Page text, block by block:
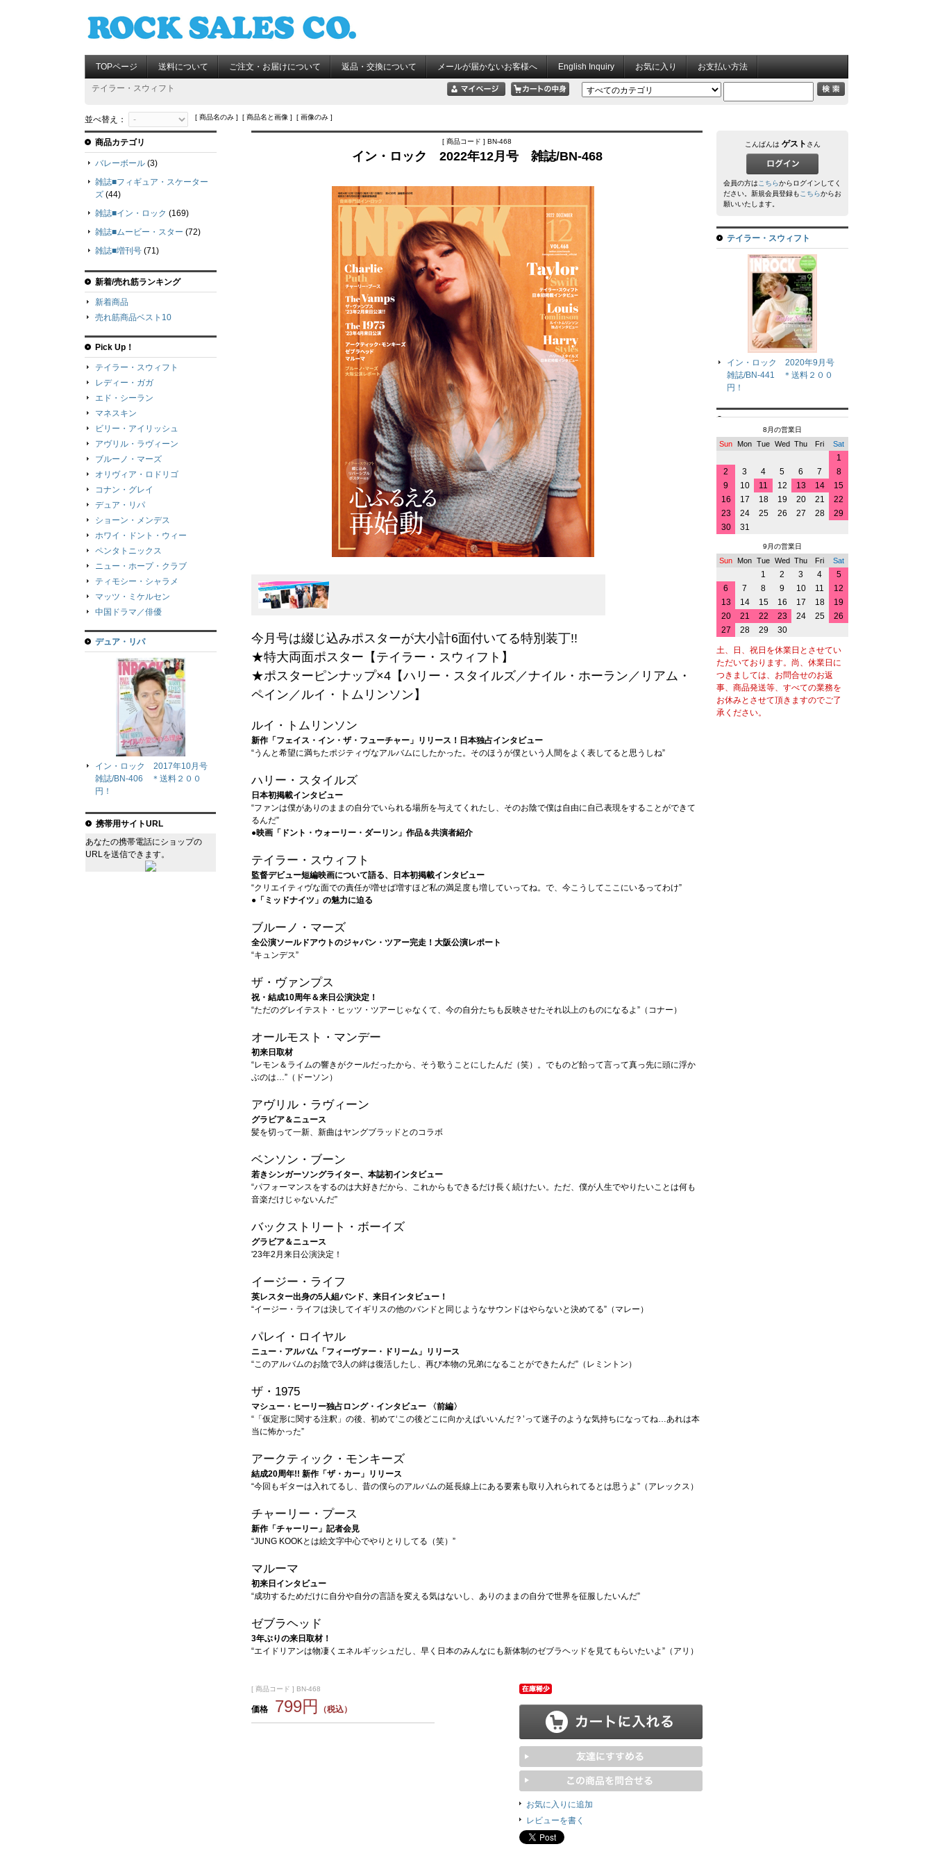
TOPページ 送料について ご注文・お届けについて 返品・交換について メールが届かないお客様へ English Inquiry お気に入り お支払い方法
テイラー・スウィフト
並べ替え： [ 商品名のみ ] [ 商品名と画像 ] [ 画像のみ ]
[ 商品コード ] BN-468
イン・ロック 2022年12月号 雑誌/BN-468
今月号は綴じ込みポスターが大小計6面付いてる特別装丁!!
★特大両面ポスター【テイラー・スウィフト】
★ポスターピンナップ×4【ハリー・スタイルズ／ナイル・ホーラン／リアム・
ペイン／ルイ・トムリンソン】
ルイ・トムリンソン
新作「フェイス・イン・ザ・フューチャー」リリース！日本独占インタビュー
“うんと希望に満ちたポジティヴなアルバムにしたかった。そのほうが僕という人間をよく表してると思うしね”
ハリー・スタイルズ
日本初掲載インタビュー
“ファンは僕がありのままの自分でいられる場所を与えてくれたし、そのお陰で僕は自由に自己表現をすることができて
るんだ”
●映画「ドント・ウォーリー・ダーリン」作品＆共演者紹介
テイラー・スウィフト
監督デビュー短編映画について語る、日本初掲載インタビュー
“クリエイティヴな面での責任が増せば増すほど私の満足度も増していってね。で、今こうしてここにいるってわけ”
●「ミッドナイツ」の魅力に迫る
ブルーノ・マーズ
全公演ソールドアウトのジャパン・ツアー完走！大阪公演レポート
“キュンデス”
ザ・ヴァンプス
祝・結成10周年＆来日公演決定！
“ただのグレイテスト・ヒッツ・ツアーじゃなくて、今の自分たちも反映させたそれ以上のものになるよ”（コナー）
オールモスト・マンデー
初来日取材
“レモン＆ライムの響きがクールだったから、そう歌うことにしたんだ（笑）。でものど飴って言って真っ先に頭に浮か
ぶのは…”（ドーソン）
アヴリル・ラヴィーン
グラビア＆ニュース
髪を切って一新、新曲はヤングブラッドとのコラボ
ベンソン・ブーン
若きシンガーソングライター、本誌初インタビュー
“パフォーマンスをするのは大好きだから、これからもできるだけ長く続けたい。ただ、僕が人生でやりたいことは何も
音楽だけじゃないんだ”
バックストリート・ボーイズ
グラビア＆ニュース
'23年2月来日公演決定！
イージー・ライフ
英レスター出身の5人組バンド、来日インタビュー！
“イージー・ライフは決してイギリスの他のバンドと同じようなサウンドはやらないと決めてる”（マレー）
パレイ・ロイヤル
ニュー・アルバム「フィーヴァー・ドリーム」リリース
“このアルバムのお陰で3人の絆は復活したし、再び本物の兄弟になることができたんだ”（レミントン）
ザ・1975
マシュー・ヒーリー独占ロング・インタビュー 〈前編〉
“「仮定形に関する注釈」の後、初めて‘この後どこに向かえばいいんだ？’って迷子のような気持ちになってね…あれは本
当に怖かった”
アークティック・モンキーズ
結成20周年!! 新作「ザ・カー」リリース
“今回もギターは入れてるし、昔の僕らのアルバムの延長線上にある要素も取り入れられてるとは思うよ”（アレックス）
チャーリー・プース
新作「チャーリー」記者会見
“JUNG KOOKとは絵文字中心でやりとりしてる（笑）”
マルーマ
初来日インタビュー
“成功するためだけに自分や自分の言語を変える気はないし、ありのままの自分で世界を征服したいんだ”
ゼブラヘッド
3年ぶりの来日取材！
“エイドリアンは物凄くエネルギッシュだし、早く日本のみんなにも新体制のゼブラヘッドを見てもらいたいよ”（アリ）
[ 商品コード ] BN-468
価格 799円 （税込）
お気に入りに追加
レビューを書く
商品カテゴリ
バレーボール (3)
雑誌■フィギュア・スケーター
ズ (44)
雑誌■イン・ロック (169)
雑誌■ムービー・スター (72)
雑誌■増刊号 (71)
新着/売れ筋ランキング
新着商品
売れ筋商品ベスト10
Pick Up！
テイラー・スウィフト
レディー・ガガ
エド・シーラン
マネスキン
ビリー・アイリッシュ
アヴリル・ラヴィーン
ブルーノ・マーズ
オリヴィア・ロドリゴ
コナン・グレイ
デュア・リパ
ショーン・メンデス
ホワイ・ドント・ウィー
ペンタトニックス
ニュー・ホープ・クラブ
ティモシー・シャラメ
マッツ・ミケルセン
中国ドラマ／俳優
デュア・リパ
イン・ロック 2017年10月号
雑誌/BN-406 ＊送料２００
円！
携帯用サイトURL
あなたの携帯電話にショップの
URLを送信できます。
こんばんは ゲスト さん
会員の方はこちらからログインしてく
ださい。新規会員登録もこちらからお
願いいたします。
テイラー・スウィフト
イン・ロック 2020年9月号
雑誌/BN-441 ＊送料２００
円！
8月の営業日
Sun Mon Tue Wed Thu Fri Sat
1
2
3 4 5 6 7
8
9
10 11 12 13 14
15
16
17 18 19 20 21
22
23
24 25 26 27 28
29
30
31
9月の営業日
Sun Mon Tue Wed Thu Fri Sat
1 2 3 4
5
6
7 8 9 10 11
12
13
14 15 16 17 18
19
20
21 22 23 24 25
26
27
28 29 30
土、日、祝日を休業日とさせてい
ただいております。尚、休業日に
つきましては、お問合せのお返
事、商品発送等、すべての業務を
お休みとさせて頂きますのでご了
承ください。